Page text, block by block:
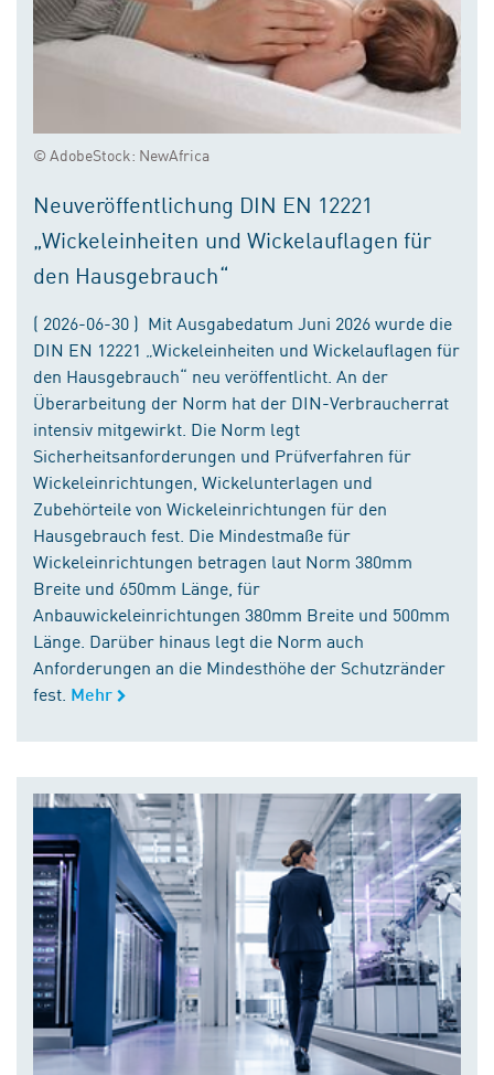
© AdobeStock: NewAfrica
Neuveröffentlichung DIN EN 12221
„Wickeleinheiten und Wickelauflagen für
den Hausgebrauch“
( 2026-06-30 ) Mit Ausgabedatum Juni 2026 wurde die
DIN EN 12221 „Wickeleinheiten und Wickelauflagen für
den Hausgebrauch“ neu veröffentlicht. An der
Überarbeitung der Norm hat der DIN-Verbraucherrat
intensiv mitgewirkt. Die Norm legt
Sicherheitsanforderungen und Prüfverfahren für
Wickeleinrichtungen, Wickelunterlagen und
Zubehörteile von Wickeleinrichtungen für den
Hausgebrauch fest. Die Mindestmaße für
Wickeleinrichtungen betragen laut Norm 380mm
Breite und 650mm Länge, für
Anbauwickeleinrichtungen 380mm Breite und 500mm
Länge. Darüber hinaus legt die Norm auch
Anforderungen an die Mindesthöhe der Schutzränder
fest. Mehr